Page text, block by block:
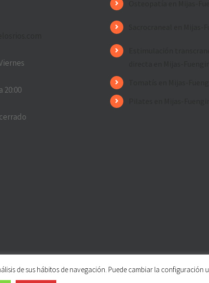
20:00
de sus hábitos de navegación. Puede cambiar la configuración u